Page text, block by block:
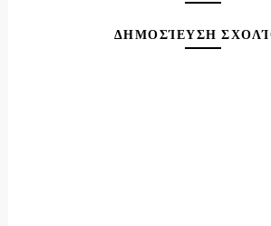
ΔΗΜΟΣΊΕΥΣΗ